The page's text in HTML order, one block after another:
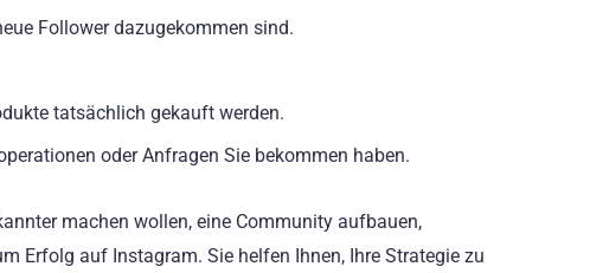
Follower dazugekommen sind.
tatsächlich gekauft werden.
oder Anfragen Sie bekommen haben.
machen wollen, eine Community aufbauen,
Erfolg auf Instagram. Sie helfen Ihnen, Ihre Strategie zu